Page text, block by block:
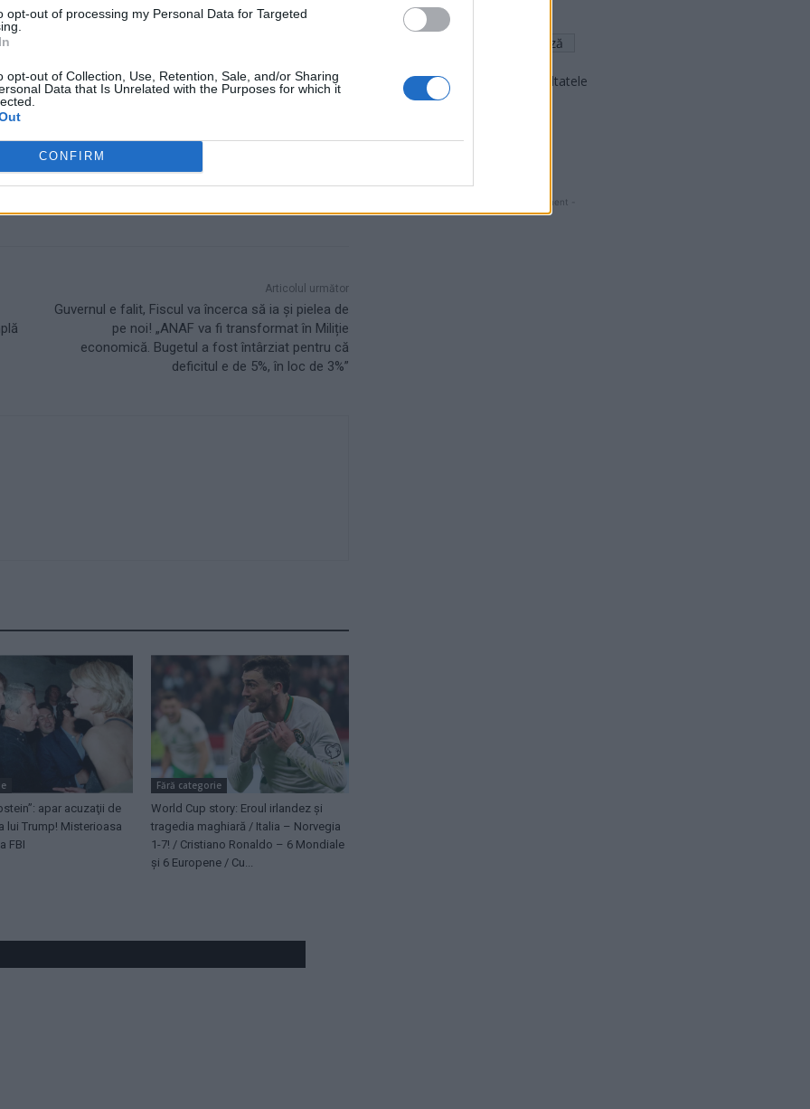
opt-out of processing my Personal Data for Targeted
opt-out of Collection, Use, Retention, Sale, and/or Sharing
Data that Is Unrelated with the Purposes for which it
CONFIRM
Articolul următor
Guvernul e falit, Fiscul va încerca să ia și pielea de
pe noi! „ANAF va fi transformat în Miliție
economică. Bugetul a fost întârziat pentru că
deficitul e de 5%, în loc de 3%”
apar acuzaţii de
lui Trump! Misterioasa
FBI
Fără categorie
World Cup story: Eroul irlandez și
tragedia maghiară / Italia – Norvegia
1-7! / Cristiano Ronaldo – 6 Mondiale
și 6 Europene / Cu...
Altul
Arată rezultatele
- Advertisment -